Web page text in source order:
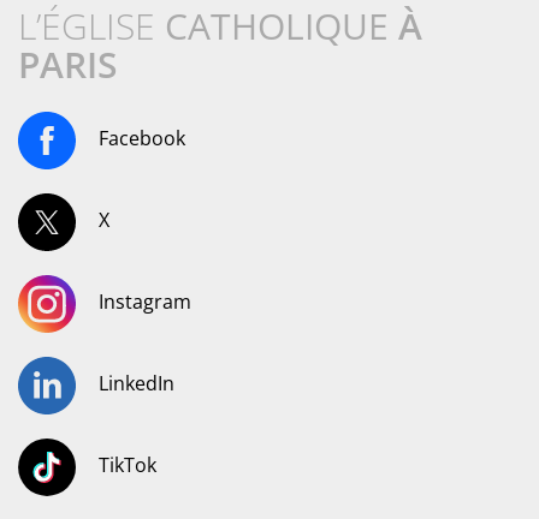
L’ÉGLISE CATHOLIQUE À
PARIS
Facebook
X
Instagram
LinkedIn
TikTok